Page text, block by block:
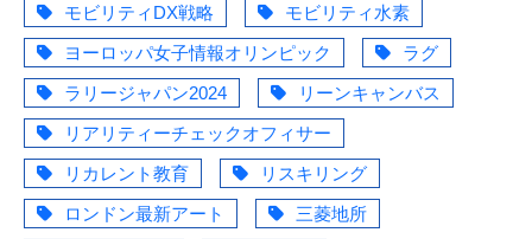
モビリティDX戦略
モビリティ水素
ヨーロッパ女子情報オリンピック
ラグ
ラリージャパン2024
リーンキャンバス
リアリティーチェックオフィサー
リカレント教育
リスキリング
ロンドン最新アート
三菱地所